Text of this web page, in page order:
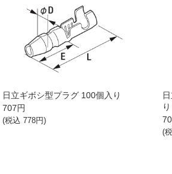
日立ギボシ型プラグ 100個入り
707円
(税込 778円)
り
(